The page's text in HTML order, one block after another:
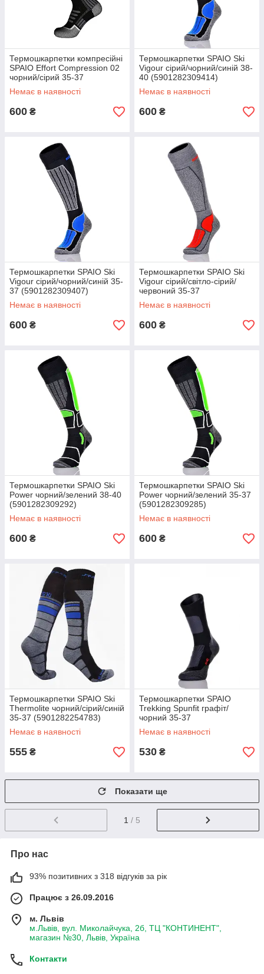
Термошкарпетки компресійні
SPAIO Effort Compression 02
чорний/сірий 35-37
(5901282334706)
Немає в наявності
600 ₴
Термошкарпетки SPAIO Ski
Vigour сірий/чорний/синій 38-
40 (5901282309414)
Немає в наявності
600 ₴
Термошкарпетки SPAIO Ski
Vigour сірий/чорний/синій 35-
37 (5901282309407)
Немає в наявності
600 ₴
Термошкарпетки SPAIO Ski
Vigour сірий/світло-сірий/
червоний 35-37
(5901282309445)
Немає в наявності
600 ₴
Термошкарпетки SPAIO Ski
Power чорний/зелений 38-40
(5901282309292)
Немає в наявності
600 ₴
Термошкарпетки SPAIO Ski
Power чорний/зелений 35-37
(5901282309285)
Немає в наявності
600 ₴
Термошкарпетки SPAIO Ski
Thermolite чорний/сірий/синій
35-37 (5901282254783)
Немає в наявності
555 ₴
Термошкарпетки SPAIO
Trekking Spunfit графіт/
чорний 35-37
(5901282309247)
Немає в наявності
530 ₴
Показати ще
1 / 5
Про нас
93% позитивних з 318 відгуків за рік
Працює з 26.09.2016
м. Львів
м.Львів, вул. Миколайчука, 2б, ТЦ "КОНТИНЕНТ",
магазин №30, Львів, Україна
Контакти